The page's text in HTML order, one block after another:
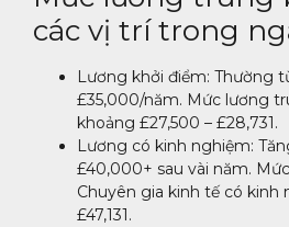
các vị trí trong
Lương khởi điểm: Thường
£35,000/năm. Mức lương
khoảng £27,500 – £28,731.
Lương có kinh nghiệm:
£40,000+ sau vài năm.
Chuyên gia kinh tế có kinh
£47,131.